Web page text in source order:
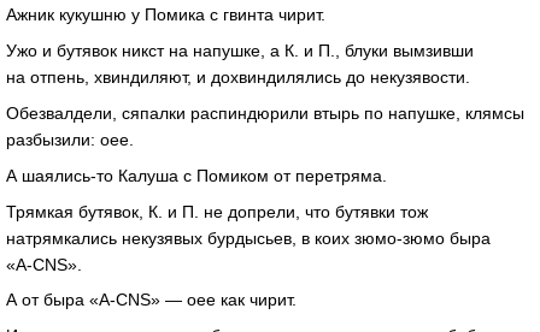
Ажник кукушню у Помика с гвинта чирит.
Ужо и бутявок никст на напушке, а К. и П., блуки вымзивши
на отпень, хвиндиляют, и дохвиндилялись до некузявости.
Обезвалдели, сяпалки распиндюрили втырь по напушке, клямсы
разбызили: оее.
А шаялись-то Калуша с Помиком от перетряма.
Трямкая бутявок, К. и П. не допрели, что бутявки тож
натрямкались некузявых бурдысьев, в коих зюмо-зюмо быра
«A-CNS»
А от быра «A-CNS» — оее как чирит.